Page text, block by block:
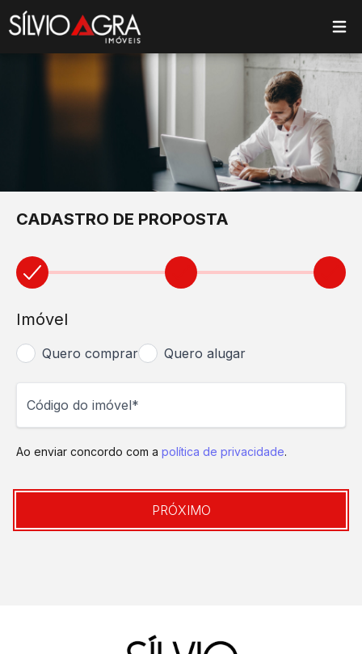
main menu
CADASTRO DE PROPOSTA
Imóvel
Quero comprar Quero alugar
Ao enviar concordo com a política de privacidade.
PRÓXIMO